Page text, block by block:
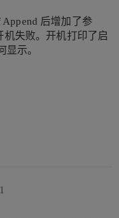
后增加了参
机失败。开机打印了启
示。